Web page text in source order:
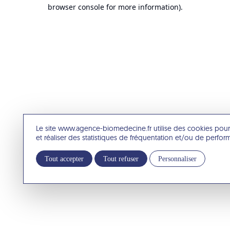
Le site www.agence-biomedecine.fr utilise des cookies
et réaliser des statistiques de fréquentation et/ou de
Tout accepter Tout refuser Personnaliser
browser console for more information).